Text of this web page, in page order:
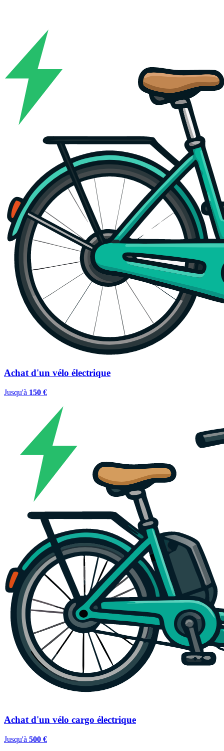
Achat d'un vélo électrique
Jusqu'à 150 €
Achat d'un vélo cargo électrique
Jusqu'à 500 €